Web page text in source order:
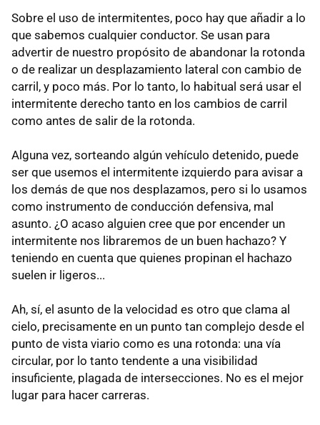
Sobre el uso de intermitentes, poco hay que añadir a lo
que sabemos cualquier conductor. Se usan para
advertir de nuestro propósito de abandonar la rotonda
o de realizar un desplazamiento lateral con cambio de
carril, y poco más. Por lo tanto, lo habitual será usar el
intermitente derecho tanto en los cambios de carril
como antes de salir de la rotonda.
Alguna vez, sorteando algún vehículo detenido, puede
ser que usemos el intermitente izquierdo para avisar a
los demás de que nos desplazamos, pero si lo usamos
como instrumento de conducción defensiva, mal
asunto. ¿O acaso alguien cree que por encender un
intermitente nos libraremos de un buen hachazo? Y
teniendo en cuenta que quienes propinan el hachazo
suelen ir ligeros...
Ah, sí, el asunto de la velocidad es otro que clama al
cielo, precisamente en un punto tan complejo desde el
punto de vista viario como es una rotonda: una vía
circular, por lo tanto tendente a una visibilidad
insuficiente, plagada de intersecciones. No es el mejor
lugar para hacer carreras.